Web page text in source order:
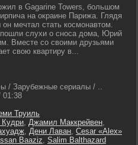
в Gagarine Towers, большом
на окраине Парижа. Глядя
мечтал стать космонавтом.
пошли слухи о сноса дома, Юрий
Вместе со своими друзьями
свою квартиру в...
/ Зарубежные сериалы / ..
01:38
Труиль
, Джамил Маккрейвен,
, Дени Лаван, Cesar «Alex»
Baaziz, Salim Balthazard